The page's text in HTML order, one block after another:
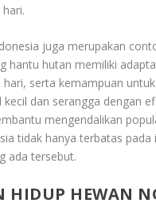
juga merupakan
hantu hutan memiliki
serta kemampuan
dan serangga dengan
mengendalikan
tidak hanya terbatas
ada tersebut.
HIDUP HEWAN